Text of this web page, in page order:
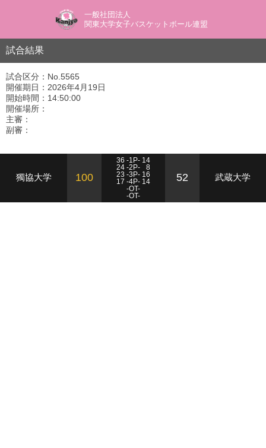
一般社団法人
関東大学女子バスケットボール連盟
試合結果
試合区分：No.5565
開催期日：2026年4月19日
開始時間：14:50:00
開催場所：
主審：
副審：
獨協大学 100
36 -1P- 14
24 -2P-
8
23 -3P- 16
17 -4P- 14
-OT-
-OT-
52 武蔵大学